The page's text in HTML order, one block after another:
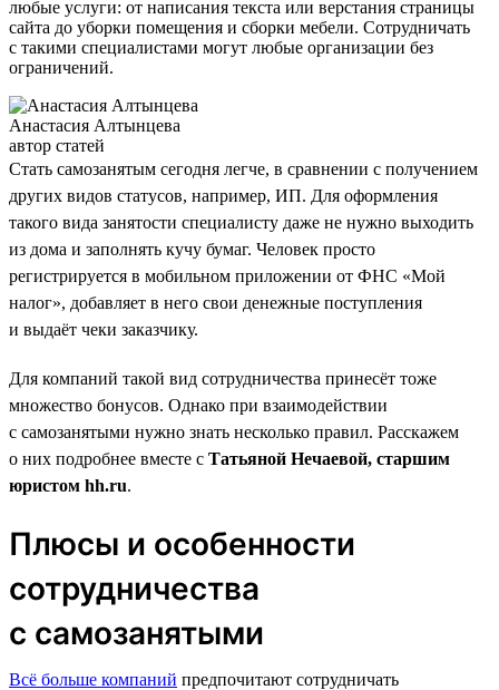
любые услуги: от написания текста или верстания страницы
сайта до уборки помещения и сборки мебели. Сотрудничать
с такими специалистами могут любые организации без
ограничений.
Анастасия Алтынцева
автор статей
Стать самозанятым сегодня легче, в сравнении с получением
других видов статусов, например, ИП. Для оформления
такого вида занятости специалисту даже не нужно выходить
из дома и заполнять кучу бумаг. Человек просто
регистрируется в мобильном приложении от ФНС «Мой
налог», добавляет в него свои денежные поступления
и выдаёт чеки заказчику.
Для компаний такой вид сотрудничества принесёт тоже
множество бонусов. Однако при взаимодействии
с самозанятыми нужно знать несколько правил. Расскажем
о них подробнее вместе с Татьяной Нечаевой, старшим
юристом hh.ru.
Плюсы и особенности
сотрудничества
с самозанятыми
Всё больше компаний предпочитают сотрудничать